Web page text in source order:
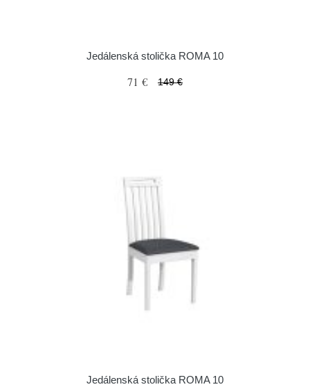
Jedálenská stolička ROMA 10
71 € 149 €
Jedálenská stolička ROMA 10